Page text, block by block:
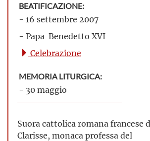
BEATIFICAZIONE:
- 16 settembre 2007
- Papa Benedetto XVI
Celebrazione
MEMORIA LITURGICA:
- 30 maggio
Suora cattolica romana francese
Clarisse, monaca professa del